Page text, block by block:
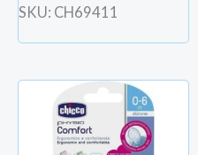
SKU: CH69411